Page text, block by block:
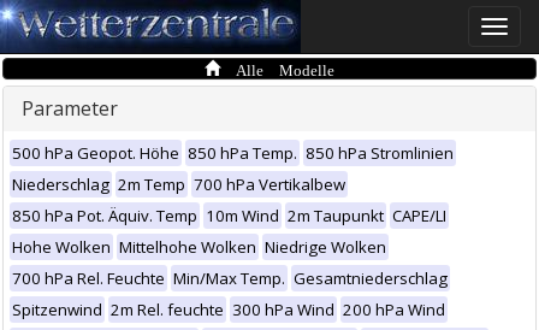
Toggle
Alle Modelle
Parameter
500 hPa Geopot. Höhe 850 hPa Temp. 850 hPa Stromlinien
Niederschlag 2m Temp 700 hPa Vertikalbew
850 hPa Pot. Äquiv. Temp 10m Wind 2m Taupunkt CAPE/LI
Hohe Wolken Mittelhohe Wolken Niedrige Wolken
700 hPa Rel. Feuchte Min/Max Temp. Gesamtniederschlag
Spitzenwind 2m Rel. feuchte 300 hPa Wind 200 hPa Wind